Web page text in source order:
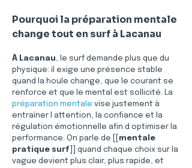
Pourquoi la préparation mentale
change tout en surf à Lacanau
À Lacanau, le surf demande plus que du
physique: il exige une présence stable
quand la houle change, que le courant se
renforce et que le mental est sollicité. La
préparation mentale vise justement à
entraîner l attention, la confiance et la
régulation émotionnelle afin d optimiser la
performance. On parle de [[ mentale
pratique surf ]] quand chaque choix sur la
vague devient plus clair, plus rapide, et